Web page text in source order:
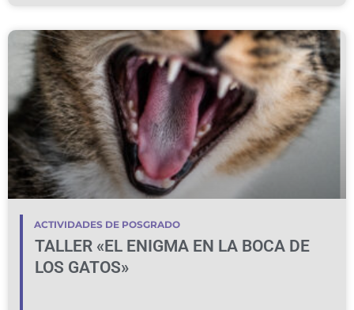
ACTIVIDADES DE POSGRADO
TALLER «EL ENIGMA EN LA BOCA DE
LOS GATOS»